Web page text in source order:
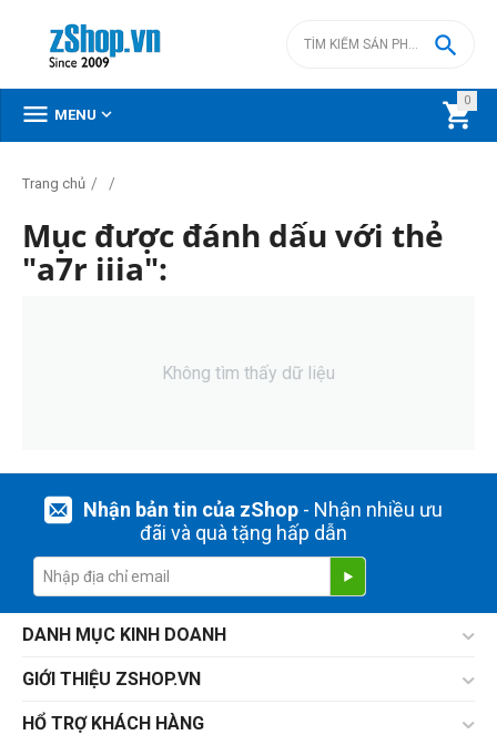
0


 MENU 
Trang chủ / /
Mục được đánh dấu với thẻ
"a7r iiia":
Không tìm thấy dữ liệu
Nhận bản tin của zShop- Nhận nhiều ưu
đãi và quà tặng hấp dẫn
DANH MỤC KINH DOANH
GIỚI THIỆU ZSHOP.VN
HỔ TRỢ KHÁCH HÀNG